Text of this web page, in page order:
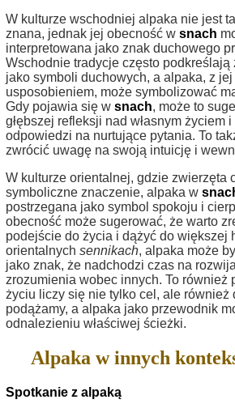
W kulturze wschodniej alpaka nie jest
znana, jednak jej obecność w snach
interpretowana jako znak duchowego
Wschodnie tradycje często
jako symboli duchowych, a alpaka, z
usposobieniem, może symbolizować
Gdy pojawia się w snach, może to
głębszej refleksji nad własnym życiem
odpowiedzi na nurtujące pytania. To
zwrócić uwagę na swoją intuicję i
W kulturze orientalnej, gdzie zwierzęta
symboliczne znaczenie, alpaka w
postrzegana jako symbol spokoju i
obecność może sugerować, że warto
podejście do życia i dążyć do większej
orientalnych sennikach, alpaka może
jako znak, że nadchodzi czas na
zrozumienia wobec innych. To również
życiu liczy się nie tylko cel, ale również
podążamy, a alpaka jako przewodnik
odnalezieniu właściwej ścieżki.
Alpaka w innych
Spotkanie z alpaką